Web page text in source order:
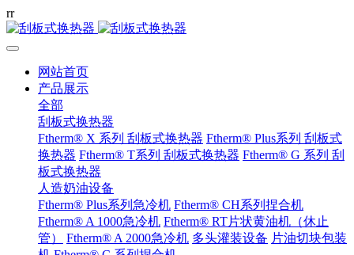
rr
网站首页
产品展示
全部
刮板式换热器
Ftherm® X 系列 刮板式换热器 Ftherm® Plus系列 刮板式
换热器 Ftherm® T系列 刮板式换热器 Ftherm® G 系列 刮
板式换热器
人造奶油设备
Ftherm® Plus系列急冷机 Ftherm® CH系列捏合机
Ftherm® A 1000急冷机 Ftherm® RT片状黄油机（休止
管）
Ftherm® A 2000急冷机 多头灌装设备 片油切块包装